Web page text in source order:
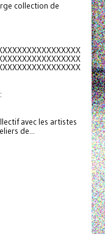
collection de
XXXXXXXXXXXXXXXX
XXXXXXXXXXXXXXXX
XXXXXXXXXXXXXXXX
avec les artistes
de...